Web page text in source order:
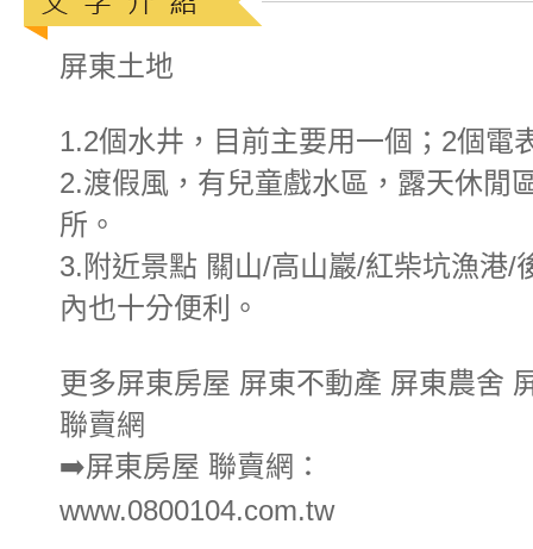
屏東土地
1.2個水井，目前主要用一個；2個電
2.渡假風，有兒童戲水區，露天休閒
所。
3.附近景點 關山/高山巖/紅柴坑漁港
內也十分便利。
更多屏東房屋 屏東不動產 屏東農舍
聯賣網
➡️屏東房屋 聯賣網：
www.0800104.com.tw